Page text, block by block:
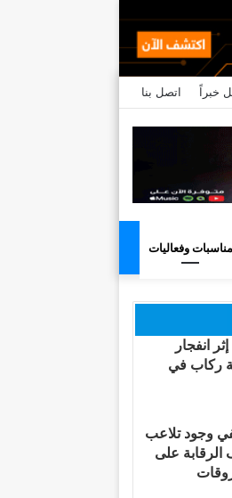
خبراً اتصل بنا
مناسبات وفعاليات
انفجار
ركاب في
وجود تلاعب
الرقابة على